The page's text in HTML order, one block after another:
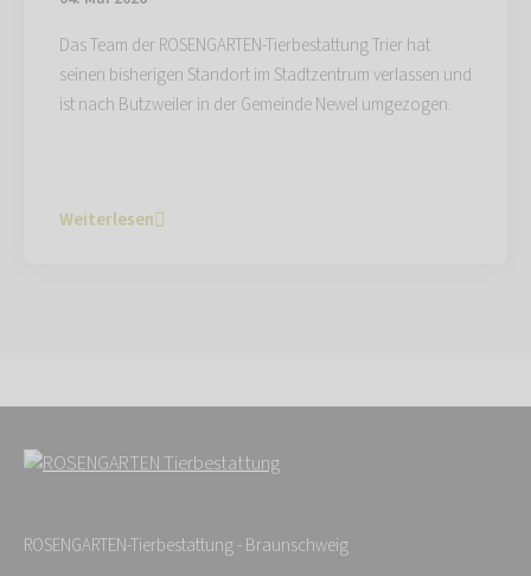
Das Team der ROSENGARTEN-Tierbestattung Trier hat
seinen bisherigen Standort im Stadtzentrum verlassen und
ist nach Butzweiler in der Gemeinde Newel umgezogen.
Weiterlesen
ROSENGARTEN-Tierbestattung - Braunschweig